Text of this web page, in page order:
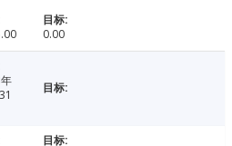
0.00